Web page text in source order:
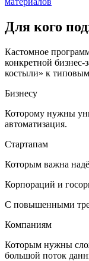
Для кого
Кастомное
конкретной бизнес-
костыли» к
Бизнесу
Которому нужны
автоматизация.
Стартапам
Которым важна
Корпораций и
С повышенными
Компаниям
Которым нужны
большой поток